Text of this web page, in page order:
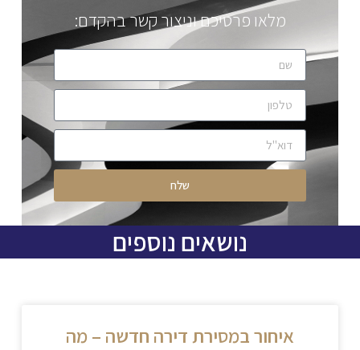
מלאו פרטיכם וניצור קשר בהקדם:
שלח
נושאים נוספים
איחור במסירת דירה חדשה – מה